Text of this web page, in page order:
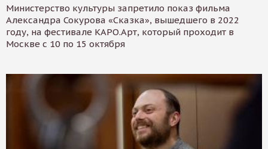
Министерство культуры запретило показ фильма
Александра Сокурова «Сказка», вышедшего в 2022
году, на фестивале КАРО.Арт, который проходит в
Москве с 10 по 15 октября